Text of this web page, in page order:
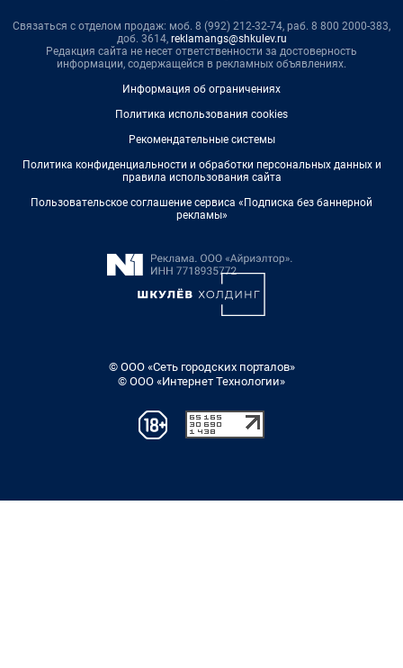
Связаться с отделом продаж: моб. 8 (992) 212-32-74, раб. 8 800 2000-383,
доб. 3614, reklamangs@shkulev.ru
Редакция сайта не несет ответственности за достоверность
информации, содержащейся в рекламных объявлениях.
Информация об ограничениях
Политика использования cookies
Рекомендательные системы
Политика конфиденциальности и обработки персональных данных и
правила использования сайта
Пользовательское соглашение сервиса «Подписка без баннерной
рекламы»
© ООО «Сеть городских порталов»
© ООО «Интернет Технологии»